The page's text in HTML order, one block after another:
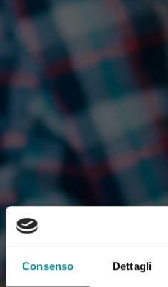
Consenso Dettagli